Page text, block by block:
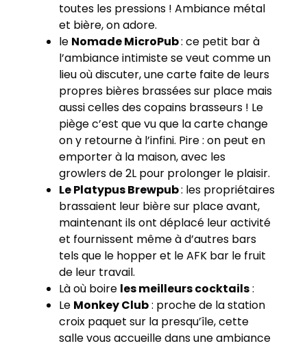
toutes les pressions ! Ambiance métal
et bière, on adore.
le Nomade MicroPub: ce petit bar à
l’ambiance intimiste se veut comme un
lieu où discuter, une carte faite de leurs
propres bières brassées sur place mais
aussi celles des copains brasseurs ! Le
piège c’est que vu que la carte change
on y retourne à l’infini. Pire : on peut en
emporter à la maison, avec les
growlers de 2L pour prolonger le plaisir.
Le Platypus Brewpub: les propriétaires
brassaient leur bière sur place avant,
maintenant ils ont déplacé leur activité
et fournissent même à d’autres bars
tels que le hopper et le AFK bar le fruit
de leur travail.
Là où boire les meilleurs cocktails:
Le Monkey Club: proche de la station
croix paquet sur la presqu’île, cette
salle vous accueille dans une ambiance